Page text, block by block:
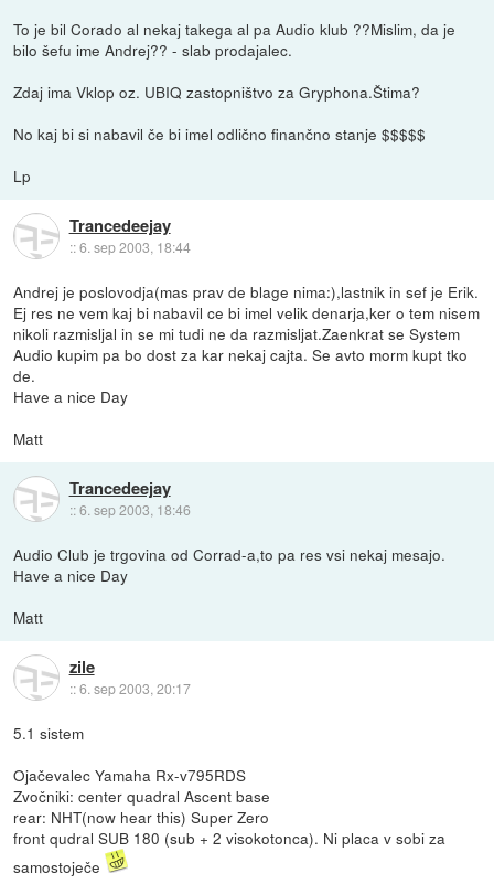
To je bil Corado al nekaj takega al pa Audio klub ??Mislim, da je
bilo šefu ime Andrej?? - slab prodajalec.
Zdaj ima Vklop oz. UBIQ zastopništvo za Gryphona.Štima?
No kaj bi si nabavil če bi imel odlično finančno stanje $$$$$
Lp
Trancedeejay
::6. sep 2003, 18:44
Andrej je poslovodja(mas prav de blage nima:),lastnik in sef je Erik.
Ej res ne vem kaj bi nabavil ce bi imel velik denarja,ker o tem nisem
nikoli razmisljal in se mi tudi ne da razmisljat.Zaenkrat se System
Audio kupim pa bo dost za kar nekaj cajta. Se avto morm kupt tko
de.
Have a nice Day
Matt
Trancedeejay
::6. sep 2003, 18:46
Audio Club je trgovina od Corrad-a,to pa res vsi nekaj mesajo.
Have a nice Day
Matt
zile
::6. sep 2003, 20:17
5.1 sistem
Ojačevalec Yamaha Rx-v795RDS
Zvočniki: center quadral Ascent base
rear: NHT(now hear this) Super Zero
front qudral SUB 180 (sub + 2 visokotonca). Ni placa v sobi za
samostoječe